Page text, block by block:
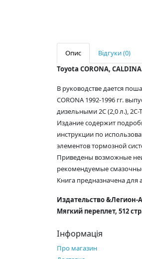
Опис
Відгуки (0)
Toyota CORONA,
В руководстве дается
CORONA 1992-1996 гг.
дизельными 2С (2,0 л.), 2С-
Издание содержит
инструкции по
элементов тормозной
Приведены возможные
рекомендуемые
Книга предназначена для
Издательство &Легион-
Мягкий переплет, 512
Інформація
Про магазин